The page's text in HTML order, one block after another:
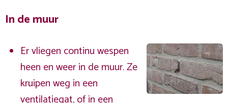
In de muur
Er vliegen continu wespen
heen en weer in de muur. Ze
kruipen weg in een